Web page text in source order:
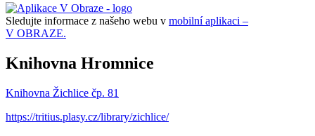
Sledujte informace z našeho webu v mobilní aplikaci –
V OBRAZE.
Knihovna Hromnice
Knihovna Žichlice čp. 81
https://tritius.plasy.cz/library/zichlice/